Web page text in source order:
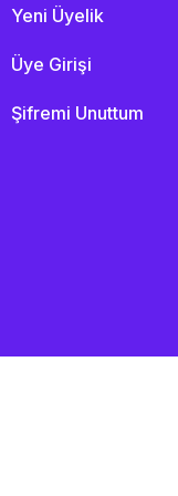
Yeni Üyelik
Üye Girişi
Şifremi Unuttum